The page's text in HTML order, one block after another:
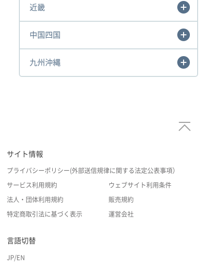
近畿
中国四国
九州沖縄
サイト情報
プライバシーポリシー(外部送信規律に関する法定公表事項）
サービス利用規約 ウェブサイト利用条件
法人・団体利用規約 販売規約
特定商取引法に基づく表示 運営会社
言語切替
JP/EN